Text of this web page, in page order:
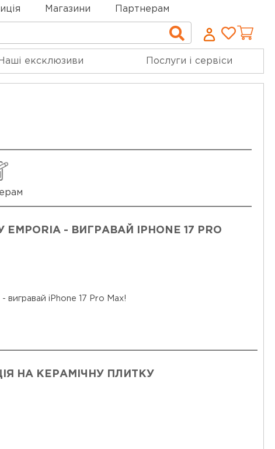
Магазини Партнерам
Пошук
Наші ексклюзиви Послуги і сервіси
- ВИГРАВАЙ IPHONE 17 PRO
вигравай iPhone 17 Pro Max!
НА КЕРАМІЧНУ ПЛИТКУ